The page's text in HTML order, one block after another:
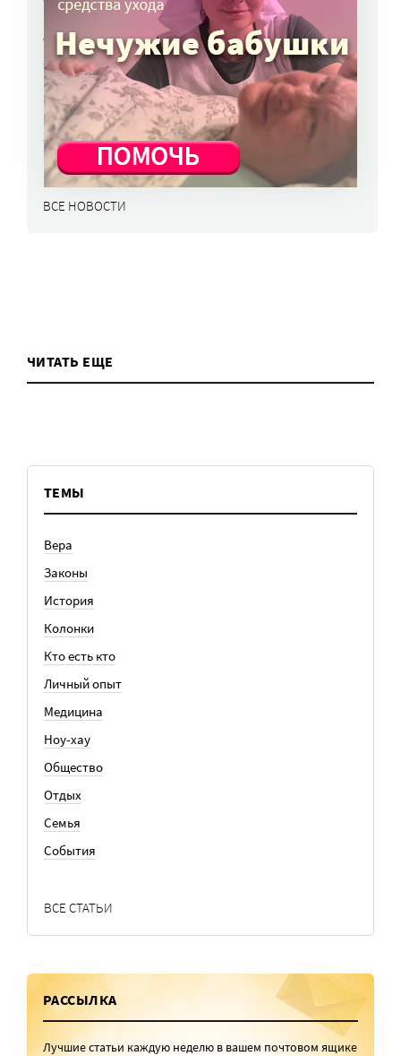
и собрал почти 17 млн рублей для
онкобольных
5 авг, 17:30
Пропавший в Приангарье 3 августа самолет
найден, оба летчика живы
5 авг, 15:48
ВСЕ НОВОСТИ
ЧИТАТЬ ЕЩЕ
ТЕМЫ
Вера
Законы
История
Колонки
Кто есть кто
Личный опыт
Медицина
Ноу-хау
Общество
Отдых
Семья
События
ВСЕ СТАТЬИ
РАССЫЛКА
Лучшие статьи каждую неделю в вашем почтовом ящике